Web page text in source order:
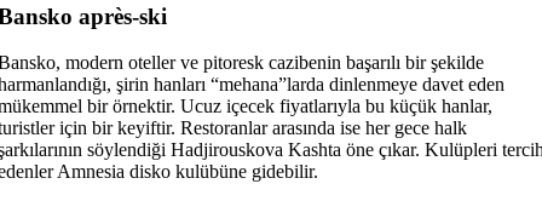
après-ski
modern oteller ve pitoresk cazibenin başarılı bir şekilde
şirin hanları “mehana”larda dinlenmeye davet eden
bir örnektir. Ucuz içecek fiyatlarıyla bu küçük hanlar,
için bir keyiftir. Restoranlar arasında ise her gece halk
söylendiği Hadjirouskova Kashta öne çıkar. Kulüpleri
Amnesia disko kulübüne gidebilir.